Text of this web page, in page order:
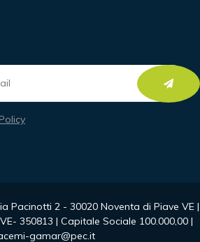
Pacinotti 2 - 30020 Noventa di Piave VE |
350813 | Capitale Sociale 100.000,00 |
gamar@pec.it